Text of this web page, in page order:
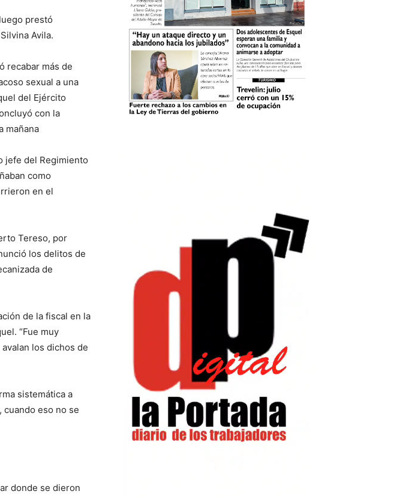
prestó
Avila.
recabar más de
sexual a una
del Ejército
con la
mañana
jefe del Regimiento
como
en el
Tereso, por
los delitos de
de
de la fiscal en la
“Fue muy
los dichos de
sistemática a
eso no se
donde se dieron